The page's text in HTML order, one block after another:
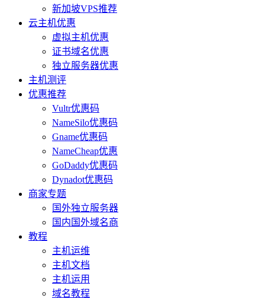
新加坡VPS推荐
云主机优惠
虚拟主机优惠
证书域名优惠
独立服务器优惠
主机测评
优惠推荐
Vultr优惠码
NameSilo优惠码
Gname优惠码
NameCheap优惠
GoDaddy优惠码
Dynadot优惠码
商家专题
国外独立服务器
国内国外域名商
教程
主机运维
主机文档
主机运用
域名教程